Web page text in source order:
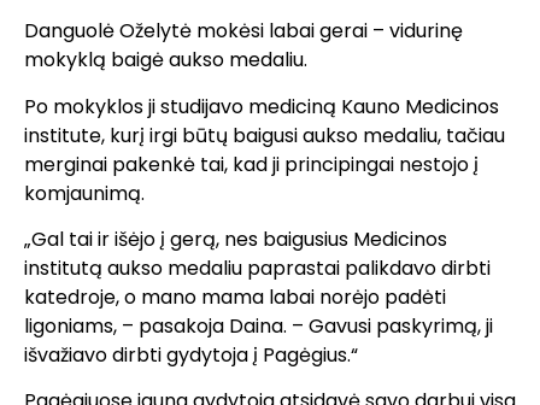
Danguolė Oželytė mokėsi labai gerai – vidurinę
mokyklą baigė aukso medaliu.
Po mokyklos ji studijavo mediciną Kauno Medicinos
institute, kurį irgi būtų baigusi aukso medaliu, tačiau
merginai pakenkė tai, kad ji principingai nestojo į
komjaunimą.
„Gal tai ir išėjo į gerą, nes baigusius Medicinos
institutą aukso medaliu paprastai palikdavo dirbti
katedroje, o mano mama labai norėjo padėti
ligoniams, – pasakoja Daina. – Gavusi paskyrimą, ji
išvažiavo dirbti gydytoja į Pagėgius.“